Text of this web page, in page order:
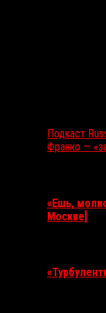
Подкаст
Франко —
«Ешь,
Москве]